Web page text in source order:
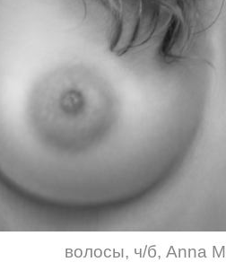
волосы, ч/б, Anna